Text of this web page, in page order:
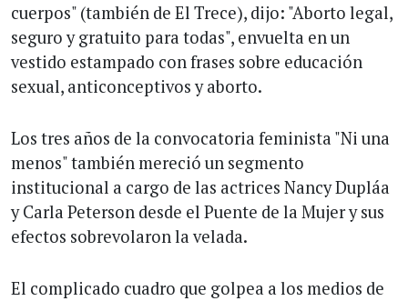
cuerpos" (también de El Trece), dijo: "Aborto legal,
seguro y gratuito para todas", envuelta en un
vestido estampado con frases sobre educación
sexual, anticonceptivos y aborto.
Los tres años de la convocatoria feminista "Ni una
menos" también mereció un segmento
institucional a cargo de las actrices Nancy Dupláa
y Carla Peterson desde el Puente de la Mujer y sus
efectos sobrevolaron la velada.
El complicado cuadro que golpea a los medios de